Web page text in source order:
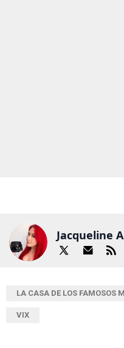
Jacqueline
LA CASA DE LOS FAMOSOS
VIX